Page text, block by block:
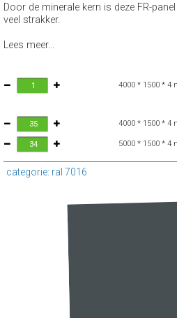
Door de minerale kern is deze FR-
veel strakker.
Lees meer...
4000 * 1500 * 4
4000 * 1500 * 4
5000 * 1500 * 4
categorie: ral 7016